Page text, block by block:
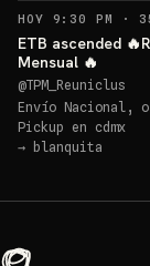
HOY 9:30 PM ·
ETB ascended
Mensual 🔥
@TPM_Reuniclus
Envío Nacional,
Pickup en cdmx
→ blanquita